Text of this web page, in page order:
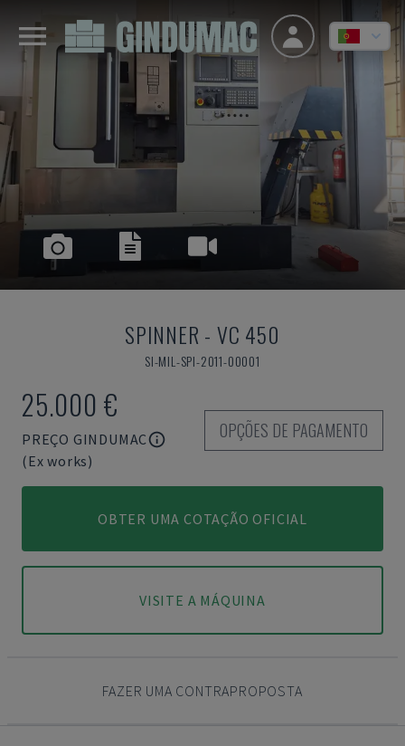
SPINNER -VC 450
SI-MIL-SPI-2011-00001
25.000 €
PREÇO GINDUMAC
(Ex works)
OPÇÕES DE PAGAMENTO
OBTER UMA COTAÇÃO OFICIAL
VISITE A MÁQUINA
FAZER UMA CONTRAPROPOSTA